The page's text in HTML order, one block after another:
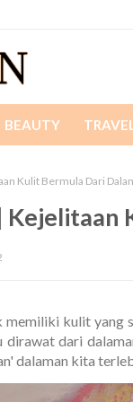
BEAUTY
Kulit Bermula Dari
memiliki kulit yang
dari
dalaman kita